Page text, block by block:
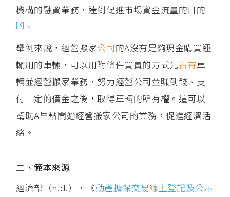
機構的融資業務，達到促進市場資金流量的目的
[3] 。
舉例來說，經營搬家公司的A沒有足夠現金購買運
輸用的車輛，可以用附條件買賣的方式先占有車
輛並經營搬家業務，努力經營公司並賺到錢、支
付一定的價金之後，取得車輛的所有權。這可以
幫助A早點開始經營搬家公司的業務，促進經濟活
絡。
二、範本來源
經濟部（n.d.），《動產擔保交易線上登記及公示